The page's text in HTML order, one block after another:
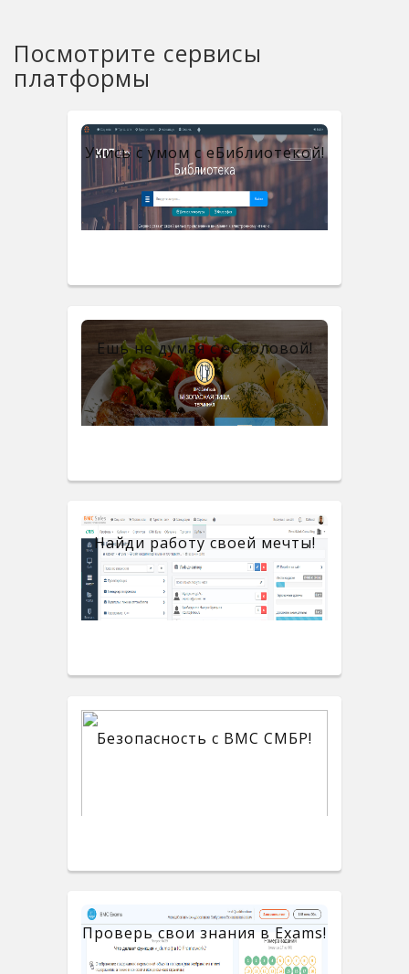
Посмотрите сервисы
платформы
Учись с умом с eБиблиотекой!
Ешь не думая с eСтоловой!
Найди работу своей мечты!
Безопасность с BMC СМБР!
Проверь свои знания в Exams!